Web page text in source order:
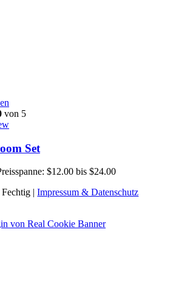
von 5
Set
$12.00 bis $24.00
Fechtig |Impressum & Datenschutz
von Real Cookie Banner